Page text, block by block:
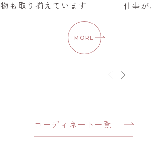
も取り揃えています
MORE
仕事
コーディネート一覧